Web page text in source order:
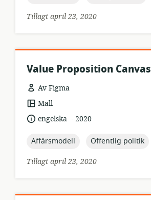
Tillagt april 23, 2020
Value Proposition Canvas
Av Figma
resursformat:
Mall
språk:engelska .
publiceringsdatum:
2020
topic:
Affärsmodell topic:
Offentlig politik
Tillagt april 23, 2020